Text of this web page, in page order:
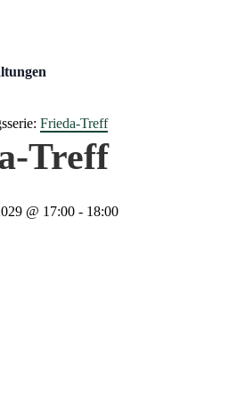
Frieda-Treff
Treff
@ 17:00 - 18:00